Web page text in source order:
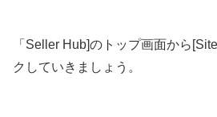
「Seller Hub]のトップ画面から
クしていきましょう。